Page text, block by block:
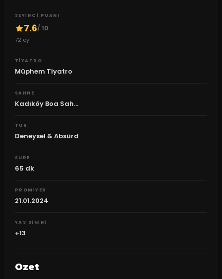
SEYIRCI PUANI
7.6/ 10
72 oy
TIYATRO
Müphem Tiyatro
SAHNE
Kadıköy Boa Sah...
TUR
Deneysel & Absürd
SURE
65 dk
PROMIYER
21.01.2024
YAS SINIRI
+13
Ozet